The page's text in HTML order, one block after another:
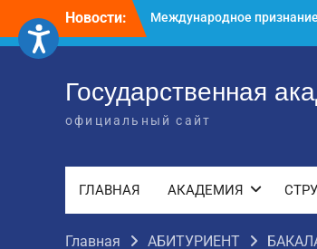
содержимому
Новости:
достижения молодых
Государственная
официальный сайт
ГЛАВНАЯ АКАДЕМИЯ
Главная АБИТУРИЕНТ